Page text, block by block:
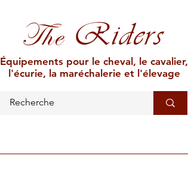
TheRiders
Équipements pour le cheval, le cavalier,
l'écurie, la maréchalerie et l'élevage